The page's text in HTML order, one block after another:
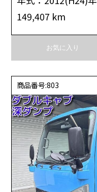
149,407 km
お気に入り
商品番号:803